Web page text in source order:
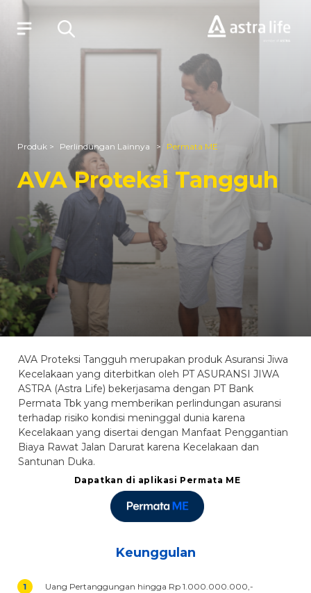
Tentang Kami
Beli Online
MyAstraLife
BSG
Produk > Perlindungan Lainnya > Permata ME
AVA Proteksi Tangguh
AVA Proteksi Tangguh merupakan produk Asuransi Jiwa
Kecelakaan yang diterbitkan oleh PT ASURANSI JIWA
ASTRA (Astra Life) bekerjasama dengan PT Bank
Permata Tbk yang memberikan perlindungan asuransi
terhadap risiko kondisi meninggal dunia karena
Kecelakaan yang disertai dengan Manfaat Penggantian
Biaya Rawat Jalan Darurat karena Kecelakaan dan
Santunan Duka.
Dapatkan di aplikasi Permata ME
Keunggulan
Uang Pertanggungan hingga Rp 1.000.000.000,-